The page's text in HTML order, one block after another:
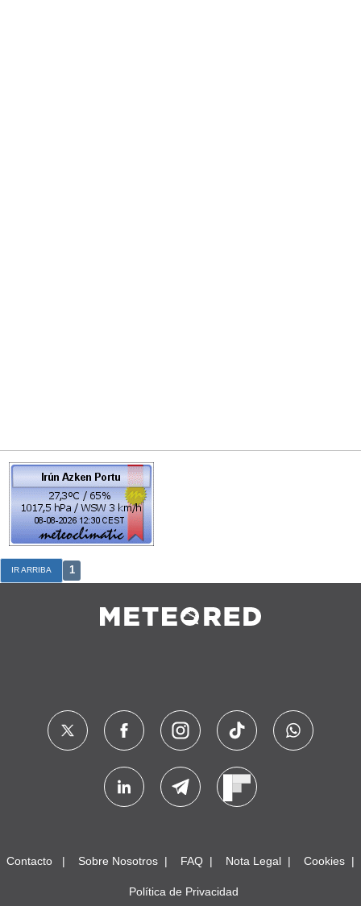
IR ARRIBA 1
Contacto Sobre Nosotros FAQ Nota Legal Cookies
Política de Privacidad